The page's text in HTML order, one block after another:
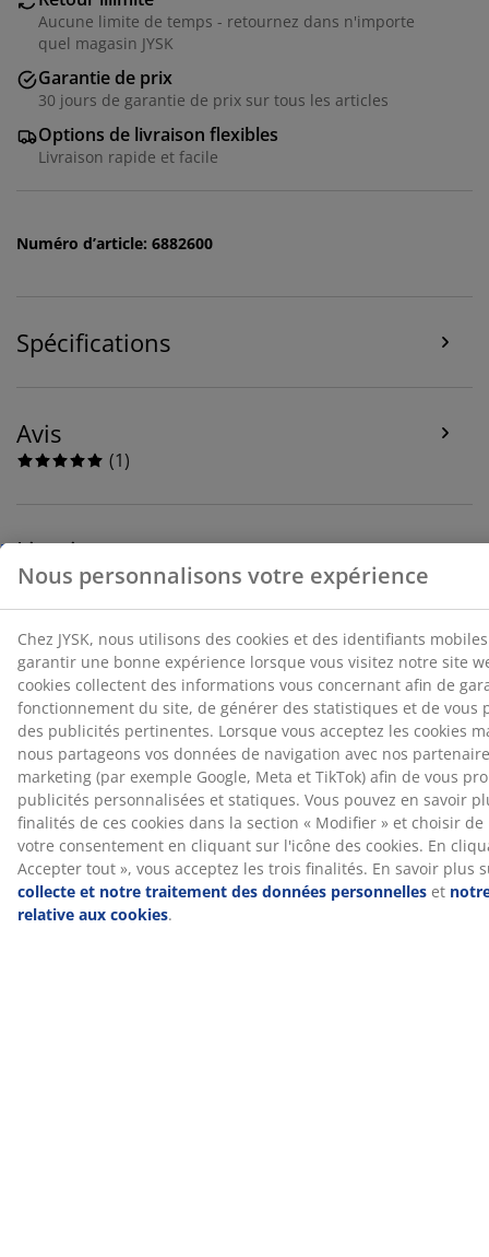
Aucune limite de temps - retournez dans n'importe
quel magasin JYSK
Garantie de prix
30 jours de garantie de prix sur tous les articles
Options de livraison flexibles
Livraison rapide et facile
Numéro d’article: 6882600
Spécifications
Avis
(1)
Livraison
Nous personnalisons votre expérience
identifiants mobiles pour vous garantir une bonne
expérience lorsque vous visitez notre site web. Les
générer des statistiques et de vous proposer des
des publicités personnalisées et statiques. Vous
cliquant sur « Accepter tout », vous acceptez les trois
finalités. En savoir plus sur